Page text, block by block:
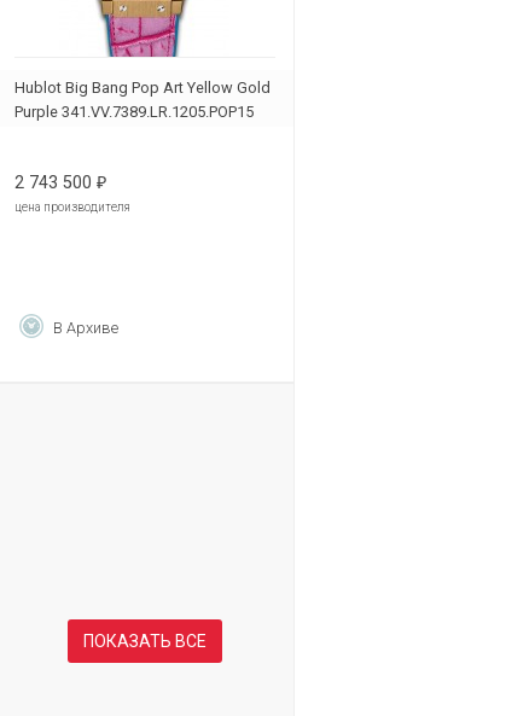
Hublot Big Bang Pop Art Yellow Gold
Purple 341.VV.7389.LR.1205.POP15
2 743 500 ₽
цена производителя
В Архиве
ПОКАЗАТЬ ВСЕ